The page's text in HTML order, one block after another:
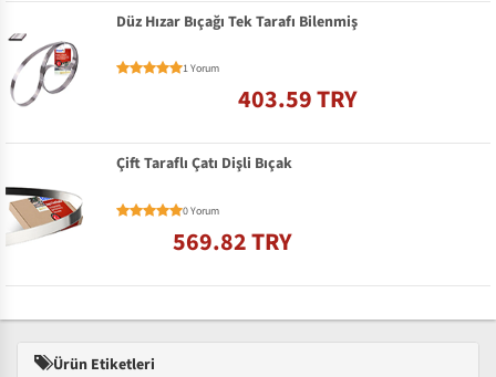
Düz Hızar Bıçağı Tek Tarafı Bilenmiş
1 Yorum
403.59 TRY
Çift Taraflı Çatı Dişli Bıçak
0 Yorum
569.82 TRY
Ürün Etiketleri